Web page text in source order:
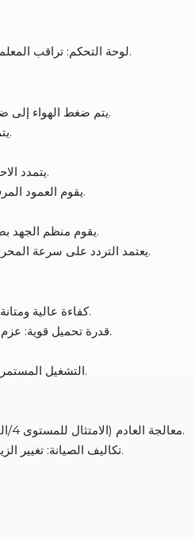
لوحة التحكم: تراقب المعلمات (الجهد، التردد، ضغط الزيت، درجة الحرارة) وتدعم التشغيل/الإيقاف وحماية الأعطال.
1. يتم ضغط الهواء إلى ضغط مرتفع (نسبة الضغط 15-20:1)، مما يرفع درجة الحرارة إلى 500-700 درجة مئوية.
2. يتم تفتيت الديزل وحقنه داخل الأسطوانة، حيث يشتعل ذاتيًا عند ملامسته للهواء الساخن.
1. يتمدد الاحتراق، مما يؤدي إلى حركة المكبس → وتحويلها إلى حركة دورانية عبر العمود المرفقي.
2. يقوم العمود المرفقي بتحريك دوار المولد، الذي يحفز مجاله المغناطيسي تيارًا في ملفات الجزء الثابت.
1. يقوم منظم الجهد بضبط تيار الإثارة للحفاظ على خرج مستقر (على سبيل المثال، 220 فولت/380 فولت).
2. يعتمد التردد على سرعة المحرك (50 هرتز يتطلب 1500 دورة في الدقيقة؛ 60 هرتز يتطلب 1800 دورة في الدقيقة).
كفاءة عالية ومتانة: تتمتع محركات الديزل بكفاءة حرارية فائقة (35-45%) وعمر أطول من محركات البنزين.
قدرة تحميل قوية: عزم الدوران العالي يجعلها مناسبة للمعدات الثقيلة (على سبيل المثال، المحركات الصناعية).
التشغيل المستمر: مثالي للاستخدام لفترات طويلة (على سبيل المثال، الطاقة الاحتياطية لمراكز البيانات).
التأثير البيئي: تتطلب الانبعاثات (أكاسيد النيتروجين، والجسيمات PM2.5) معالجة العادم (الامتثال للمستوى 4/المرحلة الرابعة).
تكاليف الصيانة: تغيير الزيت/الفلتر بشكل منتظم؛ ويتطلب وقود الديزل معالجة مضادة للجيل في المناخات الباردة.